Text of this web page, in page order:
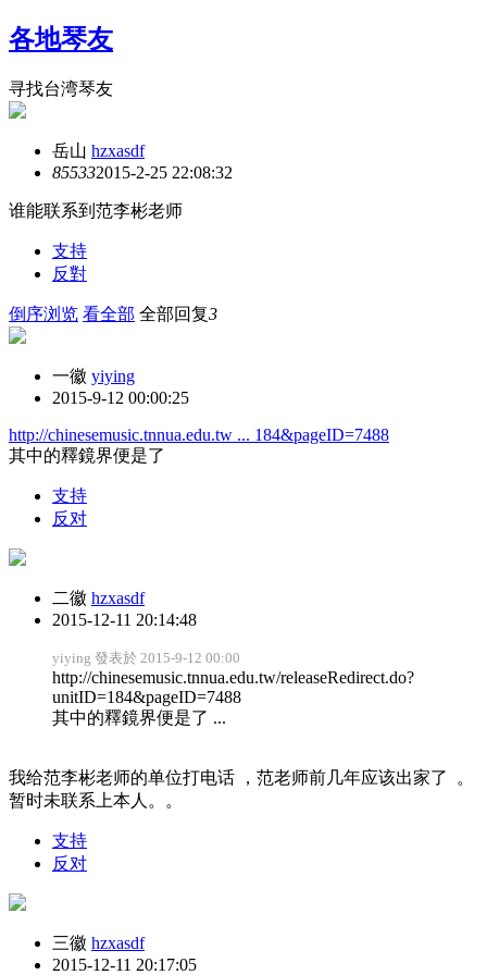
各地琴友
寻找台湾琴友
岳山 hzxasdf
855332015-2-25 22:08:32
谁能联系到范李彬老师
支持
反對
倒序浏览 看全部 全部回复3
一徽 yiying
2015-9-12 00:00:25
http://chinesemusic.tnnua.edu.tw ... 184&pageID=7488
其中的釋鏡界便是了
支持
反对
二徽 hzxasdf
2015-12-11 20:14:48
yiying 發表於 2015-9-12 00:00
http://chinesemusic.tnnua.edu.tw/releaseRedirect.do?
unitID=184&pageID=7488
其中的釋鏡界便是了 ...
我给范李彬老师的单位打电话 ，范老师前几年应该出家了 。
暂时未联系上本人。。
支持
反对
三徽 hzxasdf
2015-12-11 20:17:05